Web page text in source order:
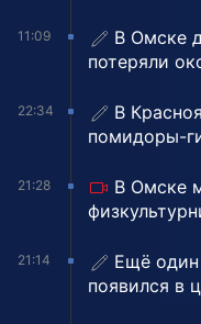
11:09
В Омске
потеряли
22:34
В
помидоры-
21:28
В Омске
21:14
Ещё
появился в